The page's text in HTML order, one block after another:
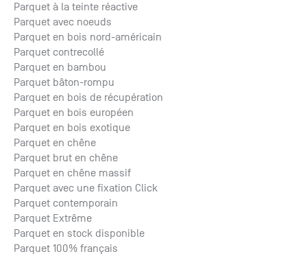
Parquet à la teinte réactive
Parquet avec noeuds
Parquet en bois nord-américain
Parquet contrecollé
Parquet en bambou
Parquet bâton-rompu
Parquet en bois de récupération
Parquet en bois européen
Parquet en bois exotique
Parquet en chêne
Parquet brut en chêne
Parquet en chêne massif
Parquet avec une fixation Click
Parquet contemporain
Parquet Extrême
Parquet en stock disponible
Parquet 100% français